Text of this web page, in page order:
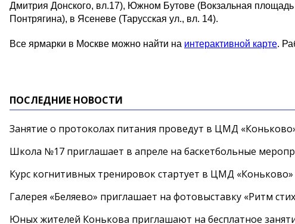
Дмитрия Донского, вл.17), Южном Бутове (Вокзальная
Понтрягина), в Ясеневе (Тарусская ул., вл. 14).
Все ярмарки в Москве можно найти на интерактивной карте.
ПОСЛЕДНИЕ НОВОСТИ
Занятие о протоколах питания проведут в ЦМД
Школа №17 приглашает в апреле на баскетбольные
Курс когнитивных тренировок стартует в ЦМД «Коньково»
Галерея «Беляево» приглашает на фотовыставку «Ритм
Юных жителей Конькова приглашают на бесплатное